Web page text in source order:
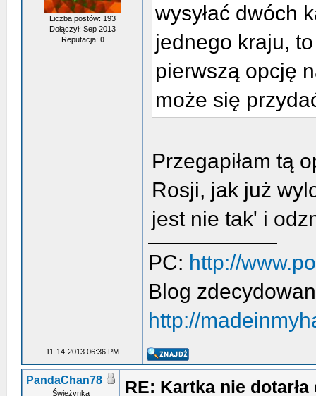
Liczba postów: 193
Dołączył: Sep 2013
Reputacja: 0
wysyłać dwóch
jednego kraju,
pierwszą opcję
może się
Przegapiłam tą
Rosji, jak już
jest nie tak' i
PC: http://
Blog
http://
11-14-2013 06:36 PM
PandaChan78
Świeżynka RE: Kartka nie